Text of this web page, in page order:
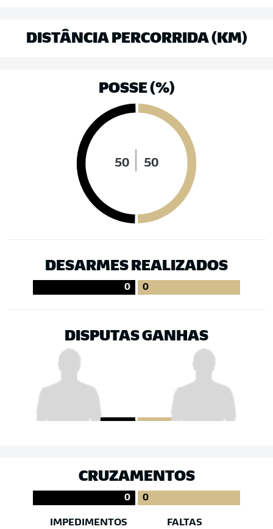
DISTÂNCIA PERCORRIDA (KM)
POSSE (%)
50 50
DESARMES REALIZADOS
0 0
DISPUTAS GANHAS
CRUZAMENTOS
0 0
IMPEDIMENTOS
FALTAS